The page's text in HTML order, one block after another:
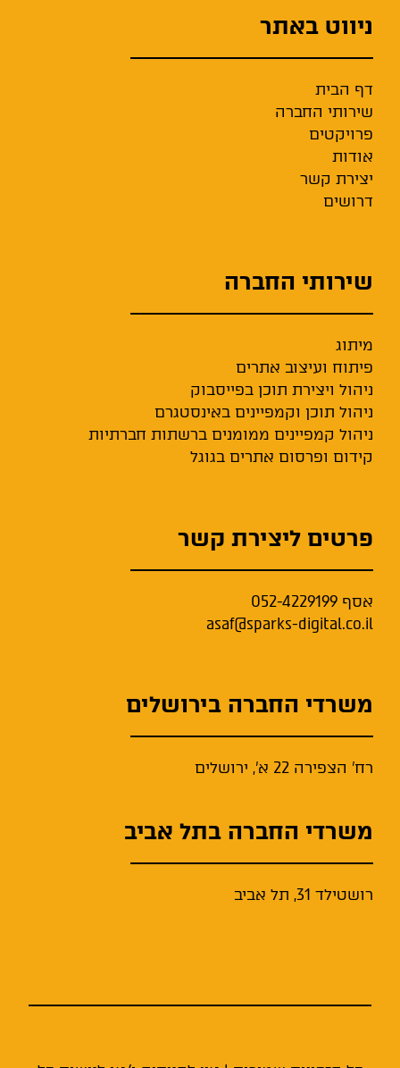
ניווט באתר
דף הבית
שירותי החברה
פרויקטים
אודות
יצירת קשר
דרושים
שירותי החברה
מיתוג
פיתוח ועיצוב אתרים
ניהול ויצירת תוכן בפייסבוק
ניהול תוכן וקמפיינים באינסטגרם
ניהול קמפיינים ממומנים ברשתות חברתיות
קידום ופרסום אתרים בגוגל
פרטים ליצירת קשר
אסף 052-4229199
asaf@sparks-digital.co.il
משרדי החברה בירושלים
רח' הצפירה 22 א', ירושלים
משרדי החברה בתל אביב
רושטילד 31, תל אביב